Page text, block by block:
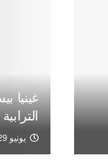
غينيا
يونيو 29, 2026